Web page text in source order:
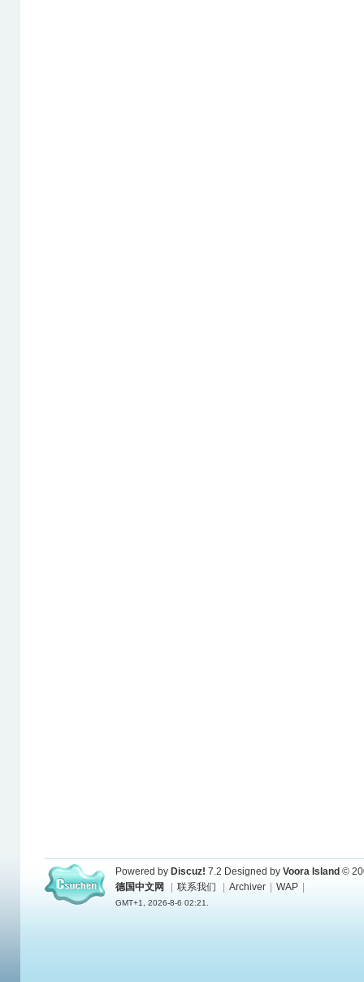
Powered by Discuz! 7.2 Designed by Voora Island ©
德国中文网
联系我们 Archiver WAP
GMT+1, 2026-8-6 02:21.